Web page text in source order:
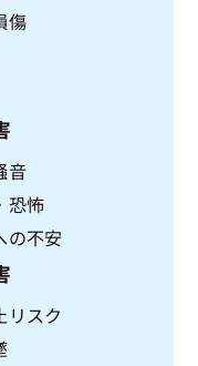
傷
音
恐怖
の不安
リスク